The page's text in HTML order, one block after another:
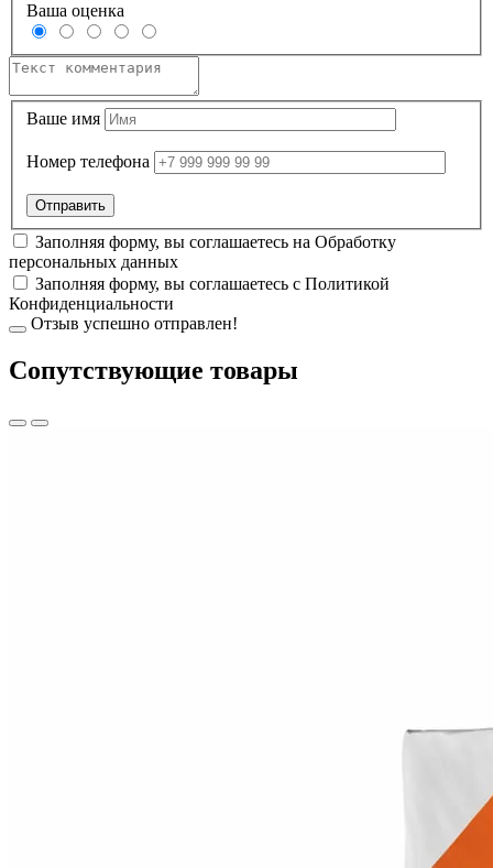
Ваша оценка
Ваше имя
Номер телефона
Заполняя форму, вы соглашаетесь на Обработку
персональных данных
Заполняя форму, вы соглашаетесь с Политикой
Конфиденциальности
Отзыв успешно отправлен!
Cопутствующие товары